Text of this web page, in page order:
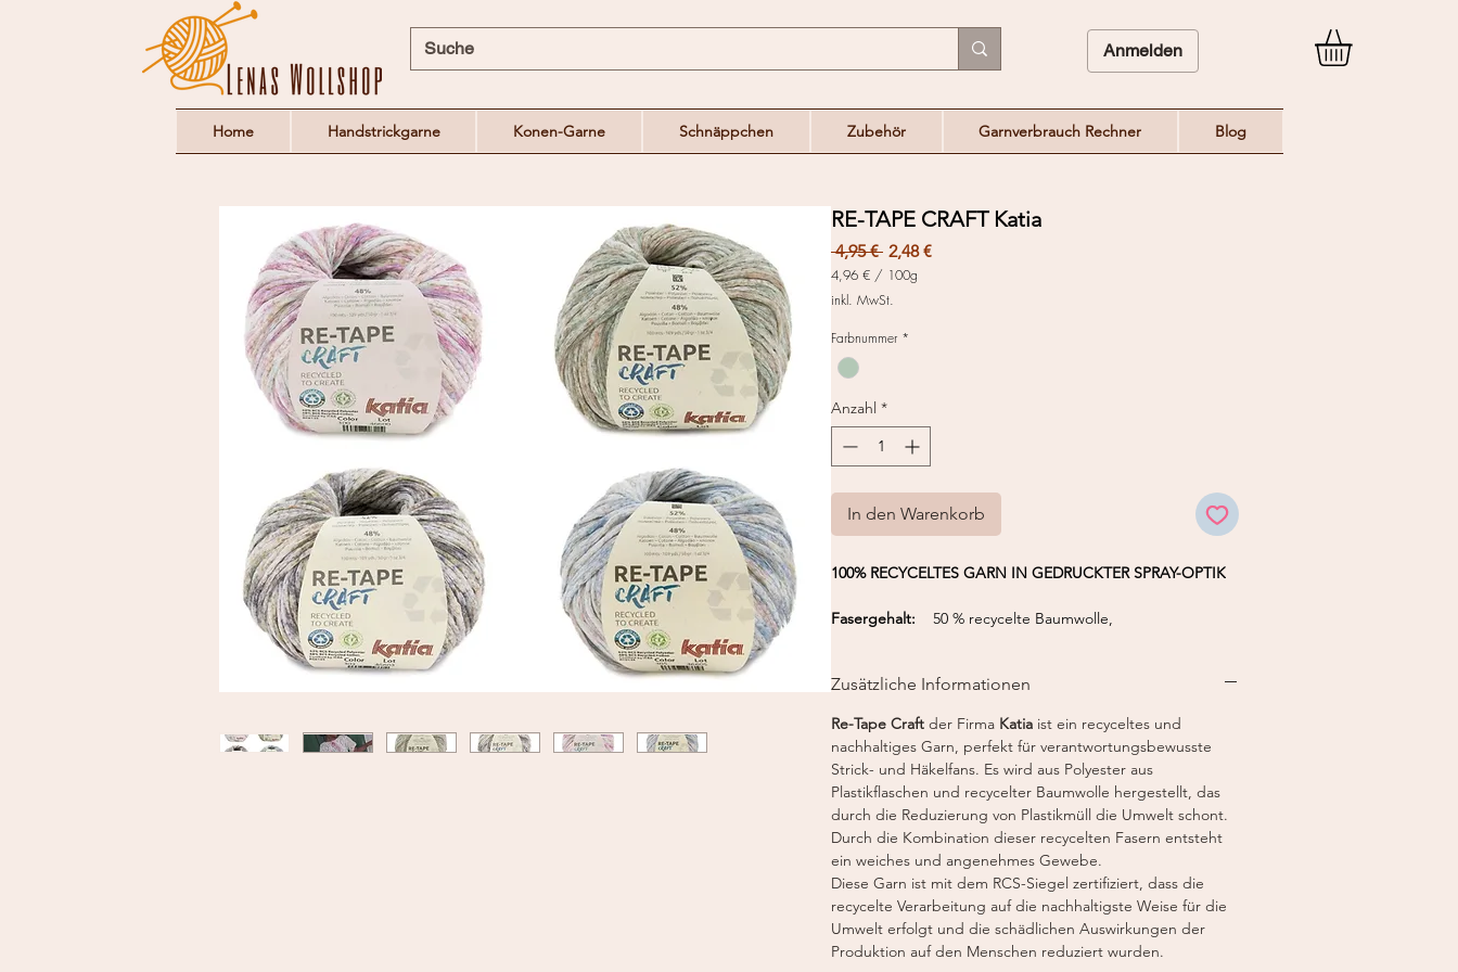
Anmelden
Home Handstrickgarne Konen-Garne Schnäppchen Zubehör Garnverbrauch Rechner Blog
RE-TAPE CRAFT Katia
4,95 € Standardpreis
2,48 €Sale-
4,96 € / 100g
4,96 €
pro
Gramm
inkl. MwSt.
Farbnummer *
Anzahl *
In den Warenkorb
100% RECYCELTES GARN IN GEDRUCKTER SPRAY-OPTIK
Fasergehalt:
50 % recycelte Baumwolle,
Häkelnadel: 5,5 mm
Lauflänge:100 m / 50 g
Zusätzliche Informationen
Re-Tape Craft der Firma Katia ist ein recyceltes und
nachhaltiges Garn, perfekt für verantwortungsbewusste
Strick- und Häkelfans. Es wird aus Polyester aus
Plastikflaschen und recycelter Baumwolle hergestellt, das
durch die Reduzierung von Plastikmüll die Umwelt schont.
Durch die Kombination dieser recycelten Fasern entsteht
ein weiches und angenehmes Gewebe.
Diese Garn ist mit dem RCS-Siegel zertifiziert, dass die
recycelte Verarbeitung auf die nachhaltigste Weise für die
Umwelt erfolgt und die schädlichen Auswirkungen der
Produktion auf den Menschen reduziert wurden.